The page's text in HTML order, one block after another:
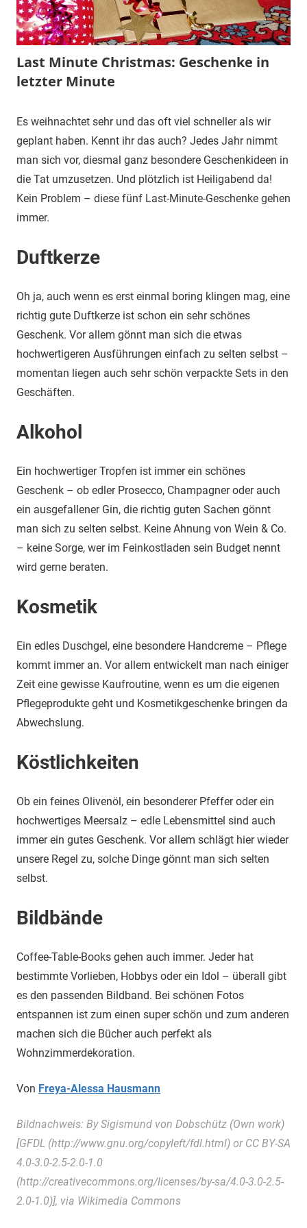
Last Minute Christmas: Geschenke in
letzter Minute
23.
Dezember
terminal-
y
Urbi
et
Es weihnachtet sehr und das oft viel schneller als wir
geplant haben. Kennt ihr das auch? Jedes Jahr nimmt
man sich vor, diesmal ganz besondere Geschenkideen in
die Tat umzusetzen. Und plötzlich ist Heiligabend da!
Kein Problem – diese fünf Last-Minute-Geschenke gehen
immer.
Duftkerze
Oh ja, auch wenn es erst einmal boring klingen mag, eine
richtig gute Duftkerze ist schon ein sehr schönes
Geschenk. Vor allem gönnt man sich die etwas
hochwertigeren Ausführungen einfach zu selten selbst –
momentan liegen auch sehr schön verpackte Sets in den
Geschäften.
Alkohol
Ein hochwertiger Tropfen ist immer ein schönes
Geschenk – ob edler Prosecco, Champagner oder auch
ein ausgefallener Gin, die richtig guten Sachen gönnt
man sich zu selten selbst. Keine Ahnung von Wein & Co.
– keine Sorge, wer im Feinkostladen sein Budget nennt
wird gerne beraten.
Kosmetik
Ein edles Duschgel, eine besondere Handcreme – Pflege
kommt immer an. Vor allem entwickelt man nach einiger
Zeit eine gewisse Kaufroutine, wenn es um die eigenen
Pflegeprodukte geht und Kosmetikgeschenke bringen da
Abwechslung.
Köstlichkeiten
Ob ein feines Olivenöl, ein besonderer Pfeffer oder ein
hochwertiges Meersalz – edle Lebensmittel sind auch
immer ein gutes Geschenk. Vor allem schlägt hier wieder
unsere Regel zu, solche Dinge gönnt man sich selten
selbst.
Bildbände
Coffee-Table-Books gehen auch immer. Jeder hat
bestimmte Vorlieben, Hobbys oder ein Idol – überall gibt
es den passenden Bildband. Bei schönen Fotos
entspannen ist zum einen super schön und zum anderen
machen sich die Bücher auch perfekt als
Wohnzimmerdekoration.
Von Freya-Alessa Hausmann
Bildnachweis: By Sigismund von Dobschütz (Own work)
[GFDL (http://www.gnu.org/copyleft/fdl.html) or CC BY-SA
4.0-3.0-2.5-2.0-1.0
(http://creativecommons.org/licenses/by-sa/4.0-3.0-2.5-
2.0-1.0)], via Wikimedia Commons